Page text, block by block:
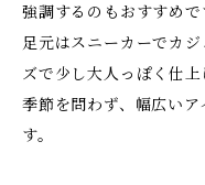
強調するのもおすすめで
足元はスニーカーでカ
ズで少し大人っぽく仕上
季節を問わず、幅広い
す。